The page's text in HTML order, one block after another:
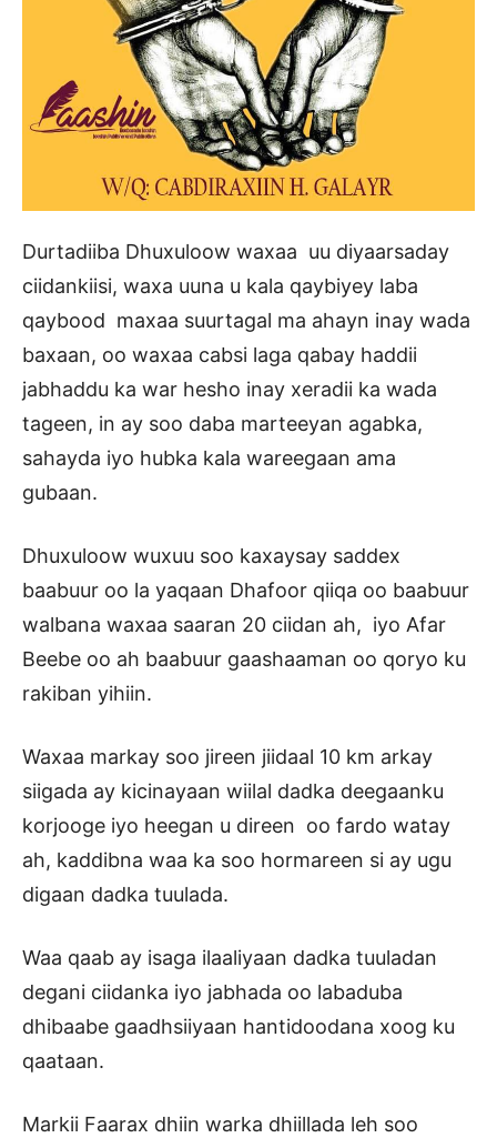
Durtadiiba Dhuxuloow waxaa uu diyaarsaday
ciidankiisi, waxa uuna u kala qaybiyey laba
qaybood maxaa suurtagal ma ahayn inay wada
baxaan, oo waxaa cabsi laga qabay haddii
jabhaddu ka war hesho inay xeradii ka wada
tageen, in ay soo daba marteeyan agabka,
sahayda iyo hubka kala wareegaan ama
gubaan.
Dhuxuloow wuxuu soo kaxaysay saddex
baabuur oo la yaqaan Dhafoor qiiqa oo baabuur
walbana waxaa saaran 20 ciidan ah, iyo Afar
Beebe oo ah baabuur gaashaaman oo qoryo ku
rakiban yihiin.
Waxaa markay soo jireen jiidaal 10 km arkay
siigada ay kicinayaan wiilal dadka deegaanku
korjooge iyo heegan u direen oo fardo watay
ah, kaddibna waa ka soo hormareen si ay ugu
digaan dadka tuulada.
Waa qaab ay isaga ilaaliyaan dadka tuuladan
degani ciidanka iyo jabhada oo labaduba
dhibaabe gaadhsiiyaan hantidoodana xoog ku
qaataan.
Markii Faarax dhiin warka dhiillada leh soo